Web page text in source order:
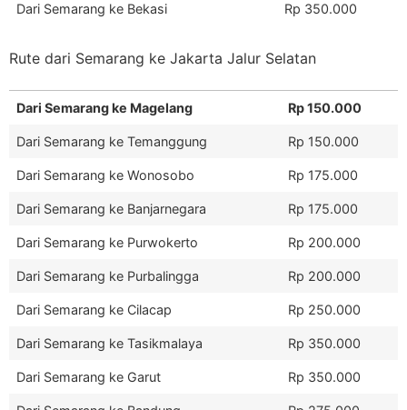
Dari Semarang ke Bekasi Rp 350.000
Rute dari Semarang ke Jakarta Jalur Selatan
Dari Semarang ke Magelang Rp 150.000
Dari Semarang ke Temanggung Rp 150.000
Dari Semarang ke Wonosobo Rp 175.000
Dari Semarang ke Banjarnegara Rp 175.000
Dari Semarang ke Purwokerto Rp 200.000
Dari Semarang ke Purbalingga Rp 200.000
Dari Semarang ke Cilacap Rp 250.000
Dari Semarang ke Tasikmalaya Rp 350.000
Dari Semarang ke Garut Rp 350.000